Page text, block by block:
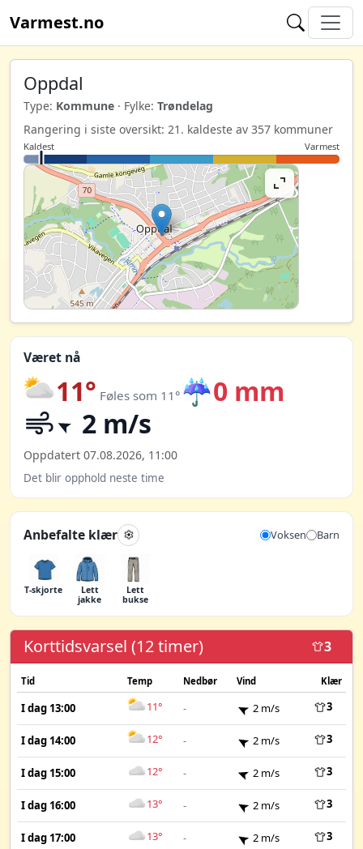
Varmest.no
Oppdal
Type: Kommune · Fylke: Trøndelag
Rangering i siste oversikt: 21. kaldeste av 357 kommuner
Kaldest Varmest
Været nå
11° Føles som 11° ☔0 mm
2 m/s
Oppdatert 07.08.2026, 11:00
Det blir opphold neste time
Anbefalte klær Voksen Barn
T-skjorte
Lett
jakke
Lett
bukse
Korttidsvarsel (12 timer) 3
Tid Temp Nedbør Vind Klær
I dag 13:00 11° - 2 m/s 3
I dag 14:00 12° - 2 m/s 3
I dag 15:00 12° - 2 m/s 3
I dag 16:00 13° - 2 m/s 3
I dag 17:00 13° - 2 m/s 3